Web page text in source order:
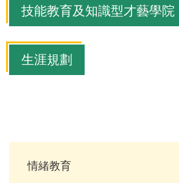
技能教育及知識型才藝學院
生涯規劃
navigation
情緒教育